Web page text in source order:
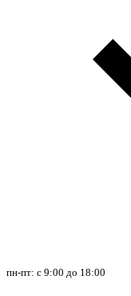
пн-пт: с 9:00 до 18:00